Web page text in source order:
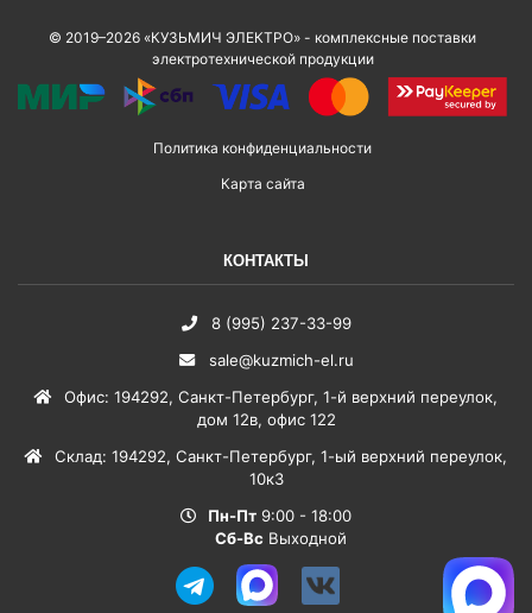
© 2019–2026 «КУЗЬМИЧ ЭЛЕКТРО» - комплексные поставки
электротехнической продукции
Политика конфиденциальности
Карта сайта
КОНТАКТЫ
8 (995) 237-33-99
sale@kuzmich-el.ru
Офис: 194292, Санкт-Петербург, 1-й верхний переулок,
дом 12в, офис 122
Склад: 194292, Санкт-Петербург, 1-ый верхний переулок,
10к3
Пн-Пт 9:00 - 18:00
Сб-Вс Выходной